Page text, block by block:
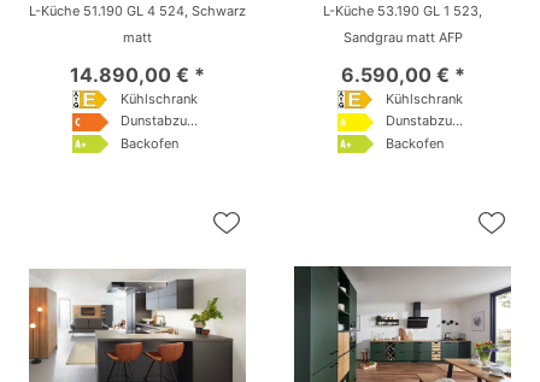
L-Küche 51.190 GL 4 524, Schwarz
matt
14.890,00 € *
Kühlschrank
Dunstabzugshaube
Backofen
L-Küche 53.190 GL 1 523,
Sandgrau matt AFP
6.590,00 € *
Kühlschrank
Dunstabzugshaube
Backofen